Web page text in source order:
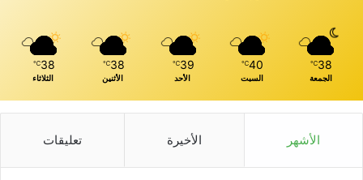
38
℃
الجمعة
40
℃
السبت
39
℃
الأحد
38
℃
الأثنين
38
℃
الثلاثاء
الأشهر الأخيرة تعليقات